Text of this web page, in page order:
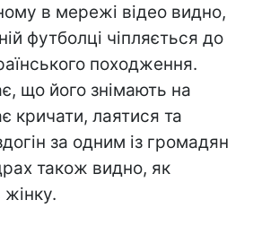
в мережі відео видно,
футболці чіпляється до
походження.
що його знімають на
кричати, лаятися та
за одним із громадян
також видно, як
жінку.